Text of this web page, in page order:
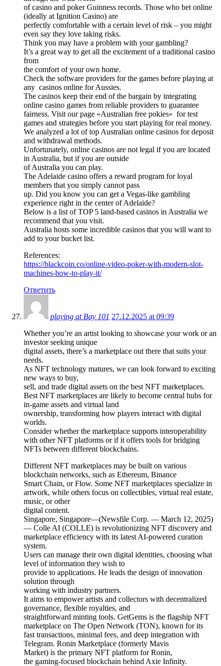
of casino and poker Guinness records. Those who bet online
(ideally at Ignition Casino) are
perfectly comfortable with a certain level of risk – you might
even say they love taking risks.
Think you may have a problem with your gambling?
It’s a great way to get all the excitement of a traditional casino
from
the comfort of your own home.
Check the software providers for the games before playing at
any casinos online for Aussies.
The casinos keep their end of the bargain by integrating
online casino games from reliable providers to guarantee
fairness. Visit our page «Australian free pokies» for test
games and strategies before you start playing for real money.
We analyzed a lot of top Australian online casinos for deposit
and withdrawal methods.
Unfortunately, online casinos are not legal if you are located
in Australia, but if you are outside
of Australia you can play.
The Adelaide casino offers a reward program for loyal
members that you simply cannot pass
up. Did you know you can get a Vegas-like gambling
experience right in the center of Adelaide?
Below is a list of TOP 5 land-based casinos in Australia we
recommend that you visit.
Australia hosts some incredible casinos that you will want to
add to your bucket list.
References:
https://blackcoin.co/online-video-poker-with-modern-slot-
machines-how-to-play-it/
Ответить
playing at Bay 101 27.12.2025 at 09:39
Whether you’re an artist looking to showcase your work or an
investor seeking unique
digital assets, there’s a marketplace out there that suits your
needs.
As NFT technology matures, we can look forward to exciting
new ways to buy,
sell, and trade digital assets on the best NFT marketplaces.
Best NFT marketplaces are likely to become central hubs for
in-game assets and virtual land
ownership, transforming how players interact with digital
worlds.
Consider whether the marketplace supports interoperability
with other NFT platforms or if it offers tools for bridging
NFTs between different blockchains.
Different NFT marketplaces may be built on various
blockchain networks, such as Ethereum, Binance
Smart Chain, or Flow. Some NFT marketplaces specialize in
artwork, while others focus on collectibles, virtual real estate,
music, or other
digital content.
Singapore, Singapore—(Newsfile Corp. — March 12, 2025)
— Colle AI (COLLE) is revolutionizing NFT discovery and
marketplace efficiency with its latest AI-powered curation
system.
Users can manage their own digital identities, choosing what
level of information they wish to
provide to applications. He leads the design of innovation
solution through
working with industry partners.
It aims to empower artists and collectors with decentralized
governance, flexible royalties, and
straightforward minting tools. GetGems is the flagship NFT
marketplace on The Open Network (TON), known for its
fast transactions, minimal fees, and deep integration with
Telegram. Ronin Marketplace (formerly Mavis
Market) is the primary NFT platform for Ronin,
the gaming-focused blockchain behind Axie Infinity.